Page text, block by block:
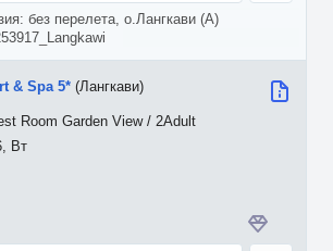
без перелета, о.Лангкави (A)
Вт
& Spa 5* (Лангкави)
Room Garden View / 2Adult